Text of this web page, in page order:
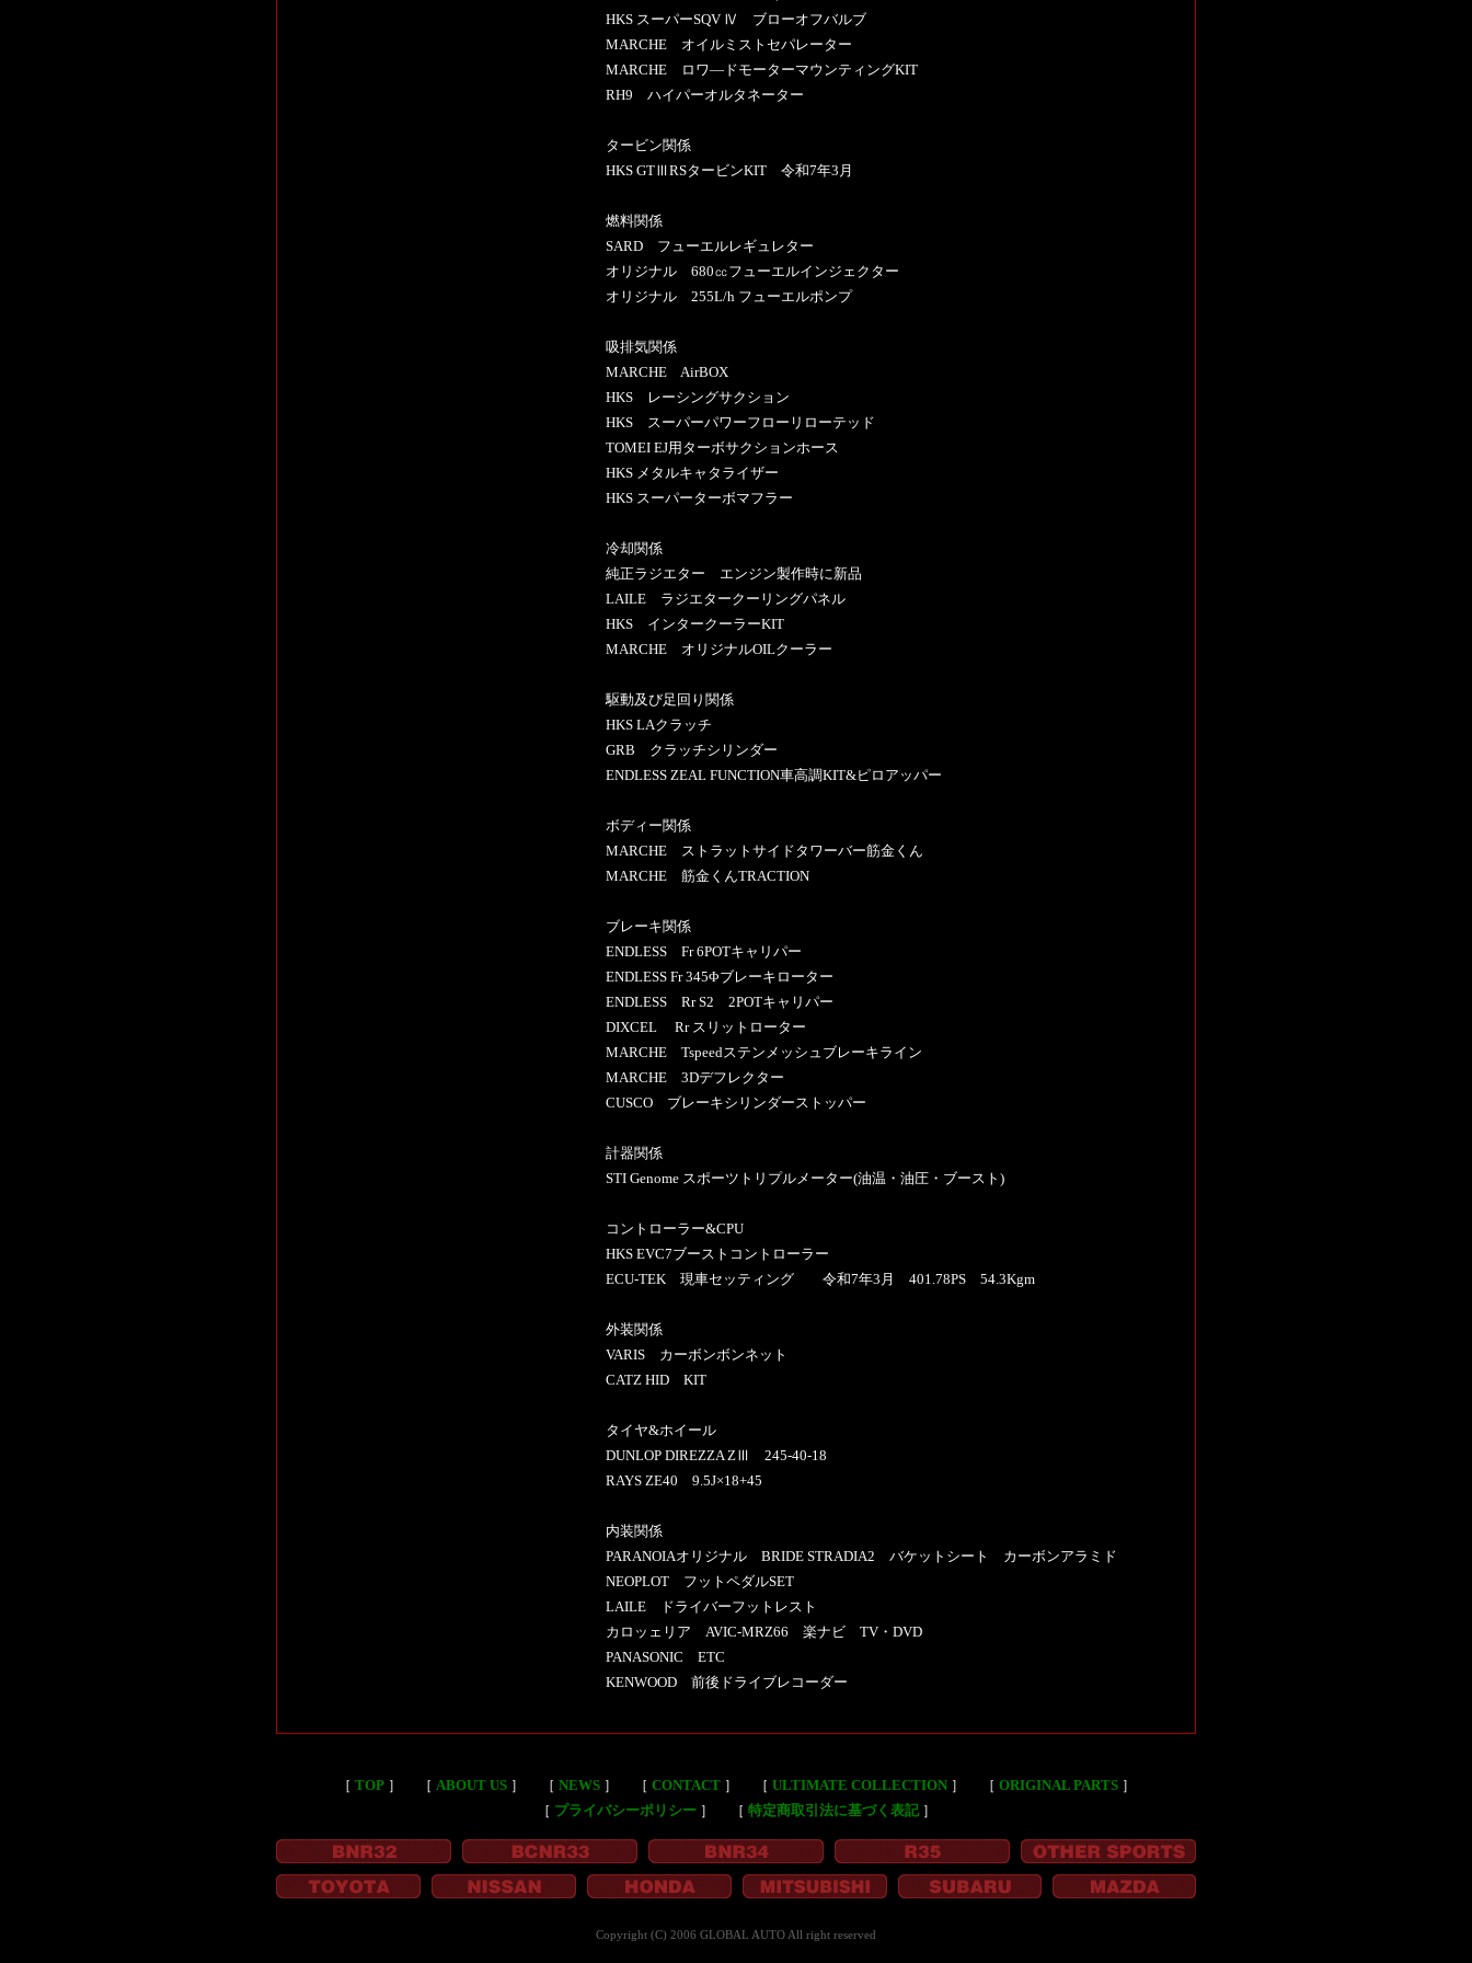
HKS スーパーSQV Ⅳ ブローオフバルブ
MARCHE オイルミストセパレーター
MARCHE ロワ―ドモーターマウンティングKIT
RH9 ハイパーオルタネーター
タービン関係
HKS GTⅢRSタービンKIT 令和7年3月
燃料関係
SARD フューエルレギュレター
オリジナル 680㏄フューエルインジェクター
オリジナル 255L/h フューエルポンプ
吸排気関係
MARCHE AirBOX
HKS レーシングサクション
HKS スーパーパワーフローリローテッド
TOMEI EJ用ターボサクションホース
HKS メタルキャタライザー
HKS スーパーターボマフラー
冷却関係
純正ラジエター エンジン製作時に新品
LAILE ラジエタークーリングパネル
HKS インタークーラーKIT
MARCHE オリジナルOILクーラー
駆動及び足回り関係
HKS LAクラッチ
GRB クラッチシリンダー
ENDLESS ZEAL FUNCTION車高調KIT&ピロアッパー
ボディー関係
MARCHE ストラットサイドタワーバー筋金くん
MARCHE 筋金くんTRACTION
ブレーキ関係
ENDLESS Fr 6POTキャリパー
ENDLESS Fr 345Φブレーキローター
ENDLESS Rr S2 2POTキャリパー
DIXCEL Rr スリットローター
MARCHE Tspeedステンメッシュブレーキライン
MARCHE 3Dデフレクター
CUSCO ブレーキシリンダーストッパー
計器関係
STI Genome スポーツトリプルメーター(油温・油圧・ブースト)
コントローラー&CPU
HKS EVC7ブーストコントローラー
ECU-TEK 現車セッティング 令和7年3月 401.78PS 54.3Kgm
外装関係
VARIS カーボンボンネット
CATZ HID KIT
タイヤ&ホイール
DUNLOP DIREZZA ZⅢ 245-40-18
RAYS ZE40 9.5J×18+45
内装関係
PARANOIAオリジナル BRIDE STRADIA2 バケットシート カーボンアラミド
NEOPLOT フットペダルSET
LAILE ドライバーフットレスト
カロッェリア AVIC-MRZ66 楽ナビ TV・DVD
PANASONIC ETC
KENWOOD 前後ドライブレコーダー
［ TOP］ ［ ABOUT US］ ［ NEWS］ ［ CONTACT］ ［ ULTIMATE COLLECTION］ ［ ORIGINAL PARTS］
［ プライバシーポリシー］ ［ 特定商取引法に基づく表記］
Copyright (C) 2006 GLOBAL AUTO All right reserved